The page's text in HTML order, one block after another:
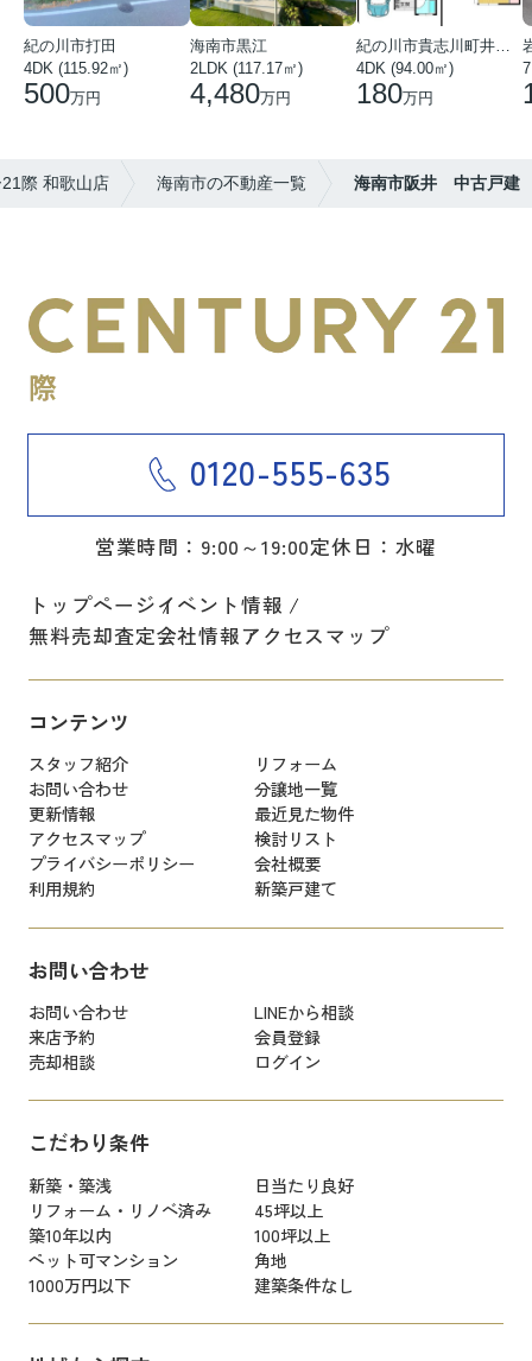
紀の川市打田
4DK (115.92㎡)
500万円
海南市黒江
2LDK (117.17㎡)
4,480万円
紀の川市貴志川町井ノ口
4DK (94.00㎡)
180万円
際 和歌山店 海南市の不動産一覧 海南市阪井 中古戸建
0120-555-635
営業時間：9:00～19:00定休日：水曜
トップページイベント情報
無料売却査定会社情報アクセスマップ
コンテンツ
スタッフ紹介
リフォーム
お問い合わせ
分譲地一覧
更新情報
最近見た物件
アクセスマップ
検討リスト
プライバシーポリシー
会社概要
利用規約
新築戸建て
お問い合わせ
お問い合わせ
LINEから相談
来店予約
会員登録
売却相談
ログイン
こだわり条件
新築・築浅
日当たり良好
リフォーム・リノベ済み
45坪以上
築10年以内
100坪以上
ペット可マンション
角地
1000万円以下
建築条件なし